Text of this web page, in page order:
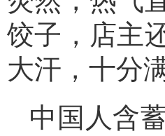
饺子，店主
大汗，十分
中国人含